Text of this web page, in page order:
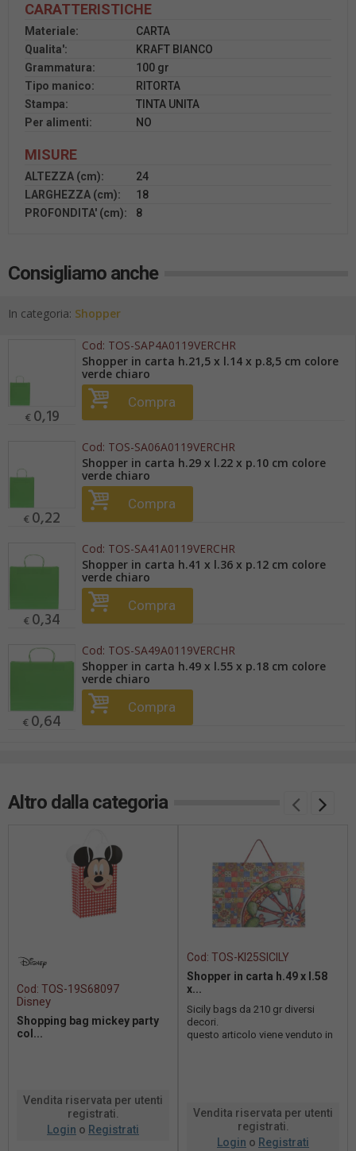
CARATTERISTICHE
Materiale:
CARTA
Qualita':
KRAFT BIANCO
Grammatura:
100 gr
Tipo manico:
RITORTA
Stampa:
TINTA UNITA
Per alimenti:
NO
MISURE
ALTEZZA (cm):
24
LARGHEZZA (cm):
18
PROFONDITA' (cm):
8
Consigliamo anche
In categoria: Shopper
€ 0,19
Cod: TOS-SAP4A0119VERCHR
Shopper in carta h.21,5 x l.14 x p.8,5 cm colore
verde chiaro
Compra
€ 0,22
Cod: TOS-SA06A0119VERCHR
Shopper in carta h.29 x l.22 x p.10 cm colore
verde chiaro
Compra
€ 0,34
Cod: TOS-SA41A0119VERCHR
Shopper in carta h.41 x l.36 x p.12 cm colore
verde chiaro
Compra
€ 0,64
Cod: TOS-SA49A0119VERCHR
Shopper in carta h.49 x l.55 x p.18 cm colore
verde chiaro
Compra
Altro dalla categoria
Cod: TOS-19S68097
Disney
Shopping bag mickey party
col...
Vendita riservata per utenti
registrati.
Login o Registrati
Cod: TOS-KI25SICILY
Shopper in carta h.49 x l.58
x...
Sicily bags da 210 gr diversi
decori.
questo articolo viene venduto in
Vendita riservata per utenti
registrati.
Login o Registrati